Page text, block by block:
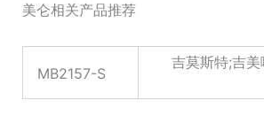
美仑相关产品推荐
MB2157-S
吉莫斯特;吉